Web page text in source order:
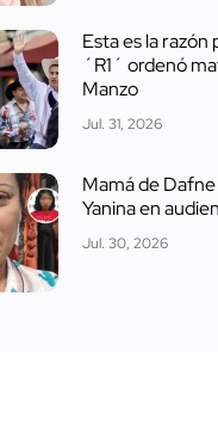
Esta es la razón
´R1´ ordenó
Manzo
Jul. 31, 2026
Mamá de
Yanina en
Jul. 30, 2026